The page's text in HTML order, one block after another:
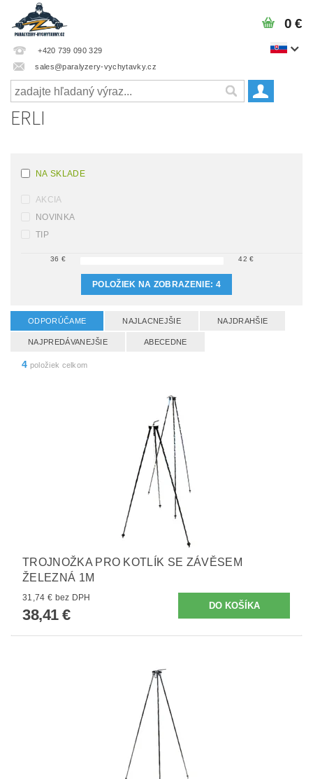
+420 739 090 329
sales@paralyzery-vychytavky.cz
0 €
ERLI
NA SKLADE
AKCIA
NOVINKA
TIP
36 € 42 €
POLOŽIEK NA ZOBRAZENIE: 4
ODPORÚČAME NAJLACNEJŠIE NAJDRAHŠIE
NAJPREDÁVANEJŠIE ABECEDNE
4 položiek celkom
TROJNOŽKA PRO KOTLÍK SE ZÁVĚSEM
ŽELEZNÁ 1M
31,74 € bez DPH
38,41 €